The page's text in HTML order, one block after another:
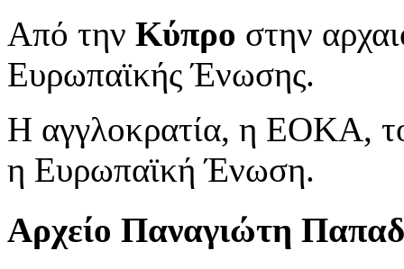
Από την Κύπρο στην
Ευρωπαϊκής Ένωσης.
Η αγγλοκρατία, η ΕΟΚΑ,
η Ευρωπαϊκή Ένωση.
Αρχείο Παναγιώτη